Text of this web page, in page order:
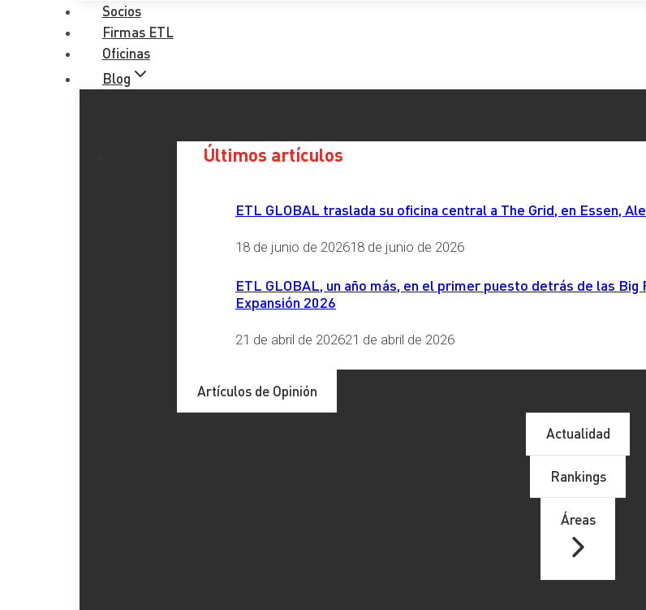
Socios
Firmas ETL
Oficinas
Blog
Últimos artículos
ETL GLOBAL traslada su oficina central a The Grid, en Essen,
18 de junio de 202618 de junio de 2026
ETL GLOBAL, un año más, en el primer puesto detrás de las
Expansión 2026
21 de abril de 202621 de abril de 2026
Artículos de Opinión
Actualidad
Rankings
Áreas